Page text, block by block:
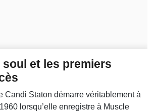
soul et les premiers
Candi Staton démarre véritablement à
lorsqu’elle enregistre à Muscle